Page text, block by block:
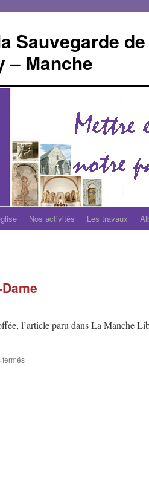
Sauvegarde de
– Manche
Nos activités Les travaux
l’article paru dans La Manche
ferméssur